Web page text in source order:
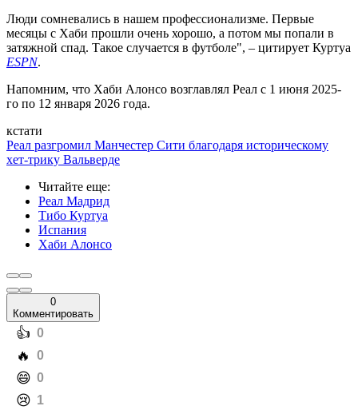
Люди сомневались в нашем профессионализме. Первые
месяцы с Хаби прошли очень хорошо, а потом мы попали в
затяжной спад. Такое случается в футболе", – цитирует Куртуа
ESPN.
Напомним, что Хаби Алонсо возглавлял Реал с 1 июня 2025-
го по 12 января 2026 года.
кстати
Реал разгромил Манчестер Сити благодаря историческому
хет-трику Вальверде
Читайте еще:
Реал Мадрид
Тибо Куртуа
Испания
Хаби Алонсо
0
Комментировать
️👍 0
️🔥 0
️😄 0
️😢 1